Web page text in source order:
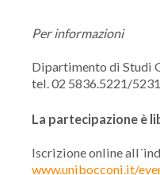
Per informazioni
Dipartimento di Studi
tel. 02 5836.5221/5231
La partecipazione è
Iscrizione online
www.unibocconi.it/